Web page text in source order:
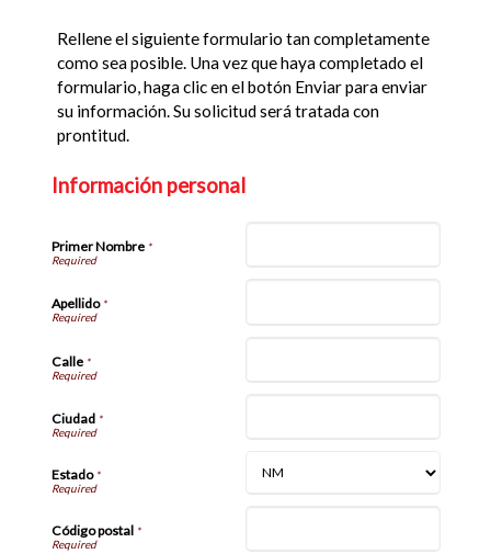
Rellene el siguiente formulario tan completamente
como sea posible. Una vez que haya completado el
formulario, haga clic en el botón Enviar para enviar
su información. Su solicitud será tratada con
prontitud.
Información personal
Primer Nombre *
Apellido*
Calle*
Ciudad *
Estado*
Código postal *